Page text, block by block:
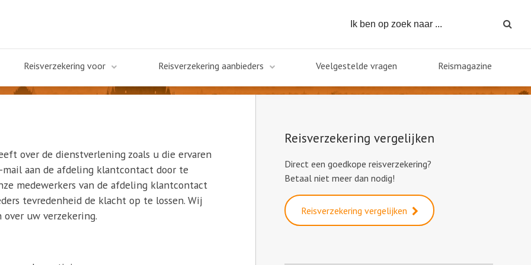
Reisverzekering voor Reisverzekering aanbieders Veelgestelde vragen Reismagazine
over de dienstverlening zoals u die ervaren
aan de afdeling klantcontact door te
medewerkers van de afdeling klantcontact
tevredenheid de klacht op te lossen. Wij
uw verzekering.
Reisverzekering vergelijken
Direct een goedkope reisverzekering?
Betaal niet meer dan nodig!
Reisverzekering vergelijken